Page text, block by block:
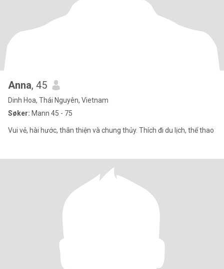
Anna, 45
Dinh Hoa, Thái Nguyên, Vietnam
Søker: Mann 45 - 75
Vui vẻ, hài hước, thân thiện và chung thủy. Thích đi du lịch, thể thao